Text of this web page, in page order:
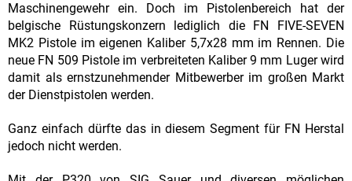
Maschinengewehr ein. Doch im Pistolenbereich hat der
belgische Rüstungskonzern lediglich die FN FIVE-SEVEN
MK2 Pistole im eigenen Kaliber 5,7x28 mm im Rennen. Die
neue FN 509 Pistole im verbreiteten Kaliber 9 mm Luger wird
damit als ernstzunehmender Mitbewerber im großen Markt
der Dienstpistolen werden.
Ganz einfach dürfte das in diesem Segment für FN Herstal
jedoch nicht werden.